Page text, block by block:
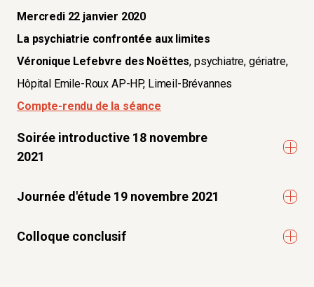
Mercredi 22 janvier 2020
La psychiatrie confrontée aux limites
Véronique Lefebvre des Noëttes, psychiatre, gériatre,
Hôpital Emile-Roux AP-HP, Limeil-Brévannes
Compte-rendu de la séance
Soirée introductive 18 novembre
2021
CE QUE LA PANDÉMIE NOUS A APPRIS
limites. Les situations humaines limites en médecine
Journée d'étude 19 novembre 2021
LA MÉDECINE CONFRONTÉE AUX LIMITES
Colloque conclusif